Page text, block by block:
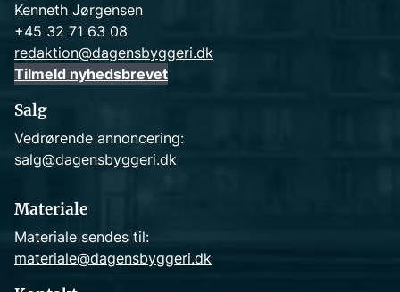
Kenneth Jørgensen
+45 32 71 63 08
redaktion@dagensbyggeri.dk
Tilmeld nyhedsbrevet
Salg
Vedrørende annoncering:
salg@dagensbyggeri.dk
Materiale
Materiale sendes til:
materiale@dagensbyggeri.dk